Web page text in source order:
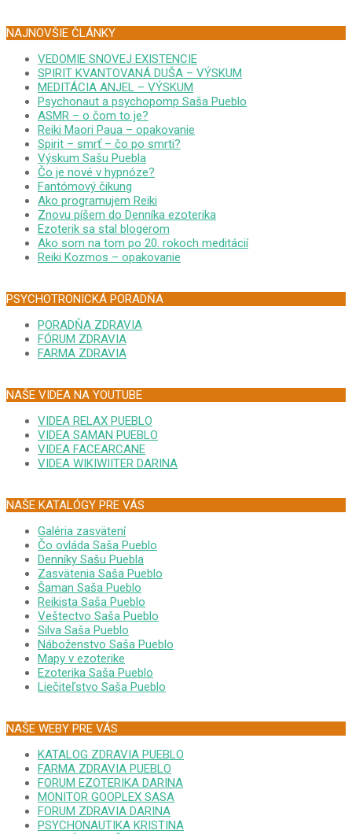
NAJNOVŠIE ČLÁNKY
VEDOMIE SNOVEJ EXISTENCIE
SPIRIT KVANTOVANÁ DUŠA – VÝSKUM
MEDITÁCIA ANJEL – VÝSKUM
Psychonaut a psychopomp Saša Pueblo
ASMR – o čom to je?
Reiki Maori Paua – opakovanie
Spirit – smrť – čo po smrti?
Výskum Sašu Puebla
Čo je nové v hypnóze?
Fantómový čikung
Ako programujem Reiki
Znovu píšem do Denníka ezoterika
Ezoterik sa stal blogerom
Ako som na tom po 20. rokoch meditácií
Reiki Kozmos – opakovanie
PSYCHOTRONICKÁ PORADŇA
PORADŇA ZDRAVIA
FÓRUM ZDRAVIA
FARMA ZDRAVIA
NAŠE VIDEA NA YOUTUBE
VIDEA RELAX PUEBLO
VIDEA SAMAN PUEBLO
VIDEA FACEARCANE
VIDEA WIKIWIITER DARINA
NAŠE KATALÓGY PRE VÁS
Galéria zasvätení
Čo ovláda Saša Pueblo
Denníky Sašu Puebla
Zasvätenia Saša Pueblo
Šaman Saša Pueblo
Reikista Saša Pueblo
Veštectvo Saša Pueblo
Silva Saša Pueblo
Náboženstvo Saša Pueblo
Mapy v ezoterike
Ezoterika Saša Pueblo
Liečiteľstvo Saša Pueblo
NAŠE WEBY PRE VÁS
KATALOG ZDRAVIA PUEBLO
FARMA ZDRAVIA PUEBLO
FORUM EZOTERIKA DARINA
MONITOR GOOPLEX SASA
FORUM ZDRAVIA DARINA
PSYCHONAUTIKA KRISTINA